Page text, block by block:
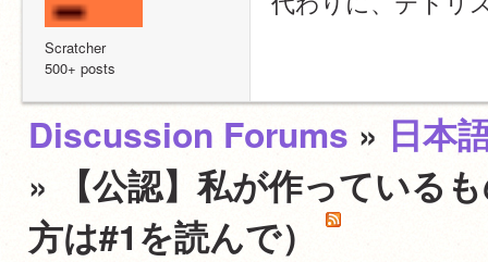
Scratcher
500+ posts
Discussion Forums » 日本
» 【公認】私が作っている
方は#1を読んで）